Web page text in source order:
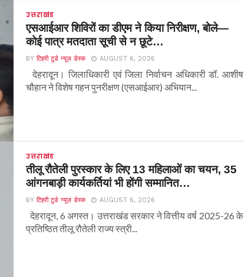
उत्तराखंड
एसआईआर शिविरों का डीएम ने किया निरीक्षण, बोले—
कोई पात्र मतदाता सूची से न छूटे…
BYटिहरी टुडे न्यूज़ डेस्क AUGUST 6, 2026
देहरादून। जिलाधिकारी एवं जिला निर्वाचन अधिकारी डॉ. आशीष
चौहान ने विशेष गहन पुनरीक्षण (एसआईआर) अभियान...
उत्तराखंड
तीलू रौतेली पुरस्कार के लिए 13 महिलाओं का चयन, 35
आंगनबाड़ी कार्यकर्तियां भी होंगी सम्मानित…
BYटिहरी टुडे न्यूज़ डेस्क AUGUST 6, 2026
देहरादून, 6 अगस्त। उत्तराखंड सरकार ने वित्तीय वर्ष 2025-26 के
प्रतिष्ठित तीलू रौतेली राज्य स्त्री...